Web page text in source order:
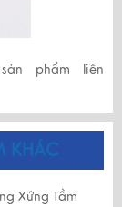
phẩm liên
KHÁC
Xứng Tầm